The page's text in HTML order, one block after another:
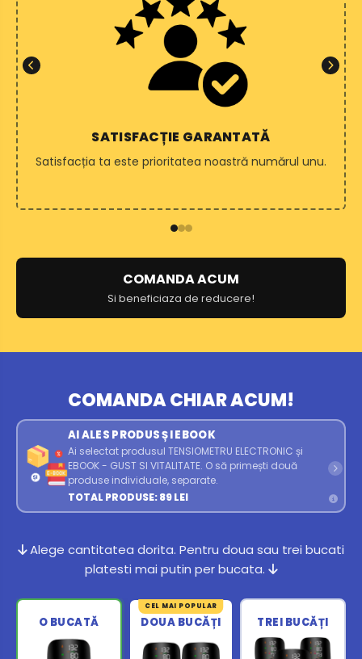
SATISFACȚIE GARANTATĂ
Satisfacția ta este prioritatea noastră numărul unu.
COMANDA ACUM
Si beneficiaza de reducere!
COMANDA CHIAR ACUM!
AI ALES PRODUS ȘI EBOOK
Ai selectat produsul TENSIOMETRU ELECTRONIC și
EBOOK - GUST SI VITALITATE. O să primești două
produse individuale, separate.
TOTAL PRODUSE: 89 LEI
Alege cantitatea dorita. Pentru doua sau trei bucati
platesti mai putin per bucata.
O BUCATĂ
CEL MAI POPULAR
DOUA BUCĂȚI TREI BUCĂȚI